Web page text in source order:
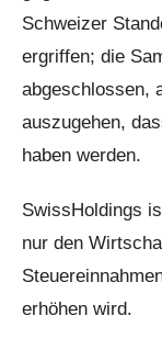
Schweizer
ergriffen; die
abgeschlossen,
auszugehen,
haben werden.
SwissHoldings
nur den
erhöhen wird.